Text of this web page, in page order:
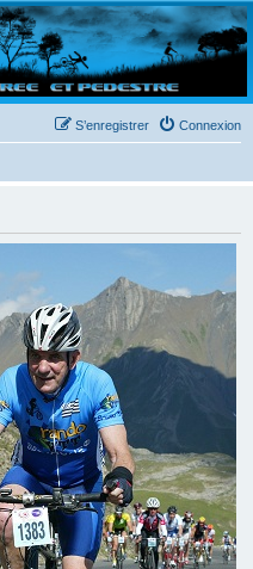
Bretagne . Bonne navigation sur le site
Connexion
S’enregistrer